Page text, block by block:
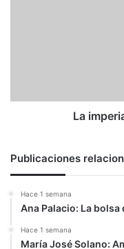
La
Publicaciones
Hace 1 semana
Ana Palacio: La bolsa
Hace 1 semana
María José Solano: